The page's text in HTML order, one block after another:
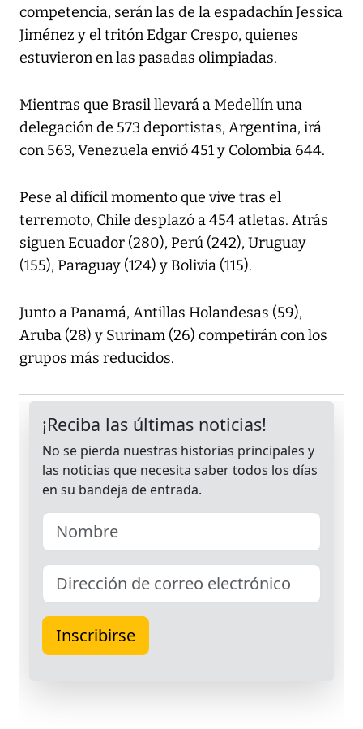
competencia, serán las de la espadachín Jessica
Jiménez y el tritón Edgar Crespo, quienes
estuvieron en las pasadas olimpiadas.
Mientras que Brasil llevará a Medellín una
delegación de 573 deportistas, Argentina, irá
con 563, Venezuela envió 451 y Colombia 644.
Pese al difícil momento que vive tras el
terremoto, Chile desplazó a 454 atletas. Atrás
siguen Ecuador (280), Perú (242), Uruguay
(155), Paraguay (124) y Bolivia (115).
Junto a Panamá, Antillas Holandesas (59),
Aruba (28) y Surinam (26) competirán con los
grupos más reducidos.